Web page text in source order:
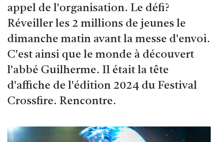
appel de l'organisation. Le défi?
Réveiller les 2 millions de jeunes le
dimanche matin avant la messe d'envoi.
C'est ainsi que le monde à découvert
l'abbé Guilherme. Il était la tête
d'affiche de l'édition 2024 du Festival
Crossfire. Rencontre.